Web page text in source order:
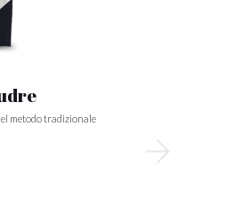
metodo tradizionale